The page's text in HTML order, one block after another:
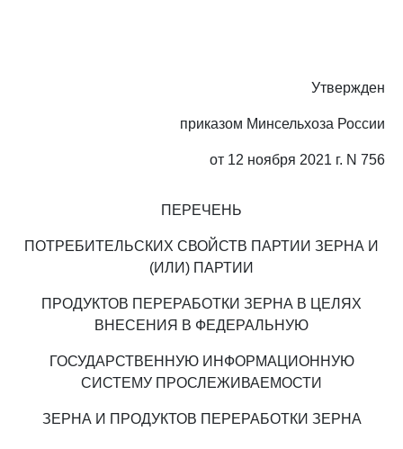
Утвержден
приказом Минсельхоза России
от 12 ноября 2021 г. N 756
ПЕРЕЧЕНЬ
ПОТРЕБИТЕЛЬСКИХ СВОЙСТВ ПАРТИИ ЗЕРНА И
(ИЛИ) ПАРТИИ
ПРОДУКТОВ ПЕРЕРАБОТКИ ЗЕРНА В ЦЕЛЯХ
ВНЕСЕНИЯ В ФЕДЕРАЛЬНУЮ
ГОСУДАРСТВЕННУЮ ИНФОРМАЦИОННУЮ
СИСТЕМУ ПРОСЛЕЖИВАЕМОСТИ
ЗЕРНА И ПРОДУКТОВ ПЕРЕРАБОТКИ ЗЕРНА